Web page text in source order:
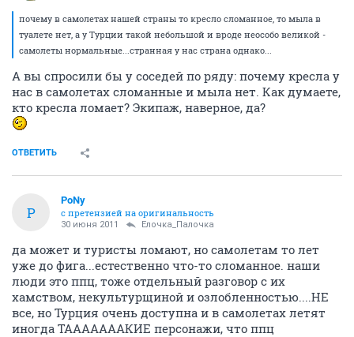
почему в самолетах нашей страны то кресло сломанное, то мыла в
туалете нет, а у Турции такой небольшой и вроде неособо великой -
самолеты нормальные...странная у нас страна однако...
А вы спросили бы у соседей по ряду: почему кресла у
нас в самолетах сломанные и мыла нет. Как думаете,
кто кресла ломает? Экипаж, наверное, да?
ОТВЕТИТЬ
P
PoNy
с претензией на оригинальность
30 июня 2011 Ёлочка_Палочка
да может и туристы ломают, но самолетам то лет
уже до фига...естественно что-то сломанное. наши
люди это ппц, тоже отдельный разговор с их
хамством, некультурщиной и озлобленностью....НЕ
все, но Турция очень доступна и в самолетах летят
иногда ТАААААААКИЕ персонажи, что ппц